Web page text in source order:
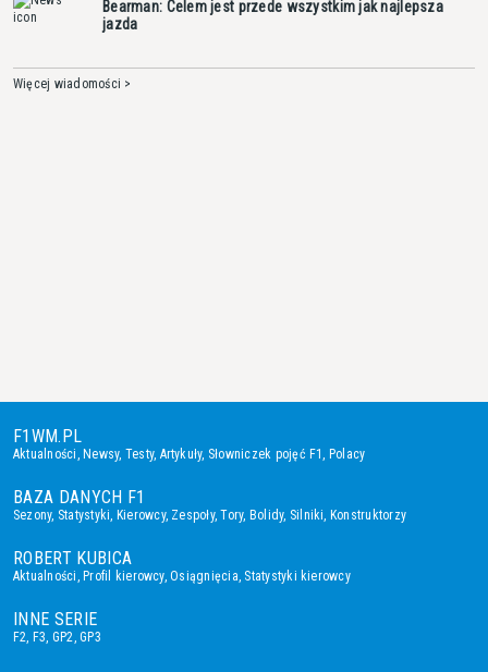
Bearman: Celem jest przede wszystkim jak najlepsza
jazda
Więcej wiadomości >
F1WM.PL
Aktualności,Newsy, Testy, Artykuły, Słowniczek pojęć F1, Polacy
BAZA DANYCH F1
Sezony, Statystyki, Kierowcy, Zespoły,Tory, Bolidy, Silniki, Konstruktorzy
ROBERT KUBICA
Aktualności,Profil kierowcy,Osiągnięcia, Statystyki kierowcy
INNE SERIE
F2, F3, GP2,GP3